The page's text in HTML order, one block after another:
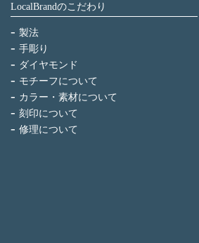
LocalBrandのこだわり
製法
手彫り
ダイヤモンド
モチーフについて
カラー・素材について
刻印について
修理について